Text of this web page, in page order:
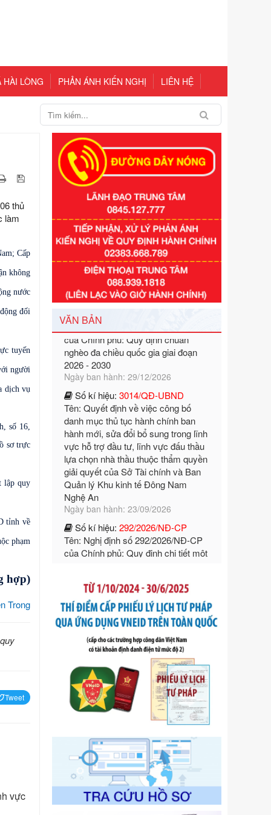
HÀI LÒNG PHẢN ÁNH KIẾN NGHỊ LIÊN HỆ
thủ
làm
Cấp
không
nước
đối
tuyến
người
dịch vụ
số 16,
sơ trực
lập quy
tỉnh về
phạm
hợp)
Trong
quy
Tweet
vực
VĂN BẢN
Số kí hiệu:351/2025/NĐ-CP
Tên: Nghị định số 351/2025/NĐ-CP
của Chính phủ: Quy định chuẩn
nghèo đa chiều quốc gia giai đoạn
2026 - 2030
Ngày ban hành: 29/12/2026
Số kí hiệu:3014/QĐ-UBND
Tên: Quyết định về việc công bố
danh mục thủ tục hành chính ban
hành mới, sửa đổi bổ sung trong lĩnh
vực hỗ trợ đầu tư, lĩnh vực đấu thầu
lựa chọn nhà thầu thuộc thẩm quyền
giải quyết của Sở Tài chính và Ban
Quản lý Khu kinh tế Đông Nam
Nghệ An
Ngày ban hành: 23/09/2026
Số kí hiệu:292/2026/NĐ-CP
Tên: Nghị định số 292/2026/NĐ-CP
của Chính phủ: Quy định chi tiết một
số điều và biện pháp để tổ chức,
hướng dẫn thi hành Luật Quản lý
ngoại thương
Số kí hiệu:292/2026/NĐ-CP
Tên: Nghị định số 292/2026/NĐ-CP
của Chính phủ: Quy định chi tiết một
số điều và biện pháp để tổ chức,
hướng dẫn thi hành Luật Quản lý
ngoại thương
Ngày ban hành: 21/07/2026
Số kí hiệu: 105/2026/TT-BTC
Tên: Thông tư số 105/2026/TT-BTC
của Bộ Tài chính: Bãi bỏ Thông tư số
87/2019/TT- BТC ngày 19 tháng 12
chính hướng dẫn thực hiện xử phạt
vi phạm hành chính trong lĩnh vực
kho bạc nhà nước
Ngày ban hành: 21/07/2026
Số kí hiệu:291/2026/NĐ-CP
Tên: Nghị định số 291/2026/NĐ-CP